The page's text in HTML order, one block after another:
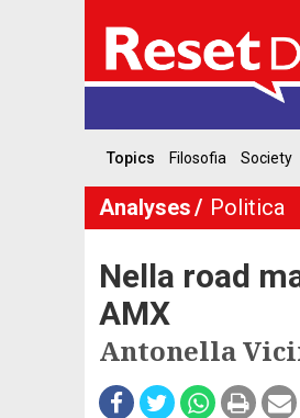
Topics Filosofia Society
Analyses Politica
Nella road
AMX
Antonella